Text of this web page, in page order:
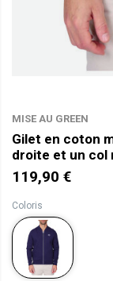
MISE AU GREEN
Gilet en coton
droite et un col
119,90 €
Coloris